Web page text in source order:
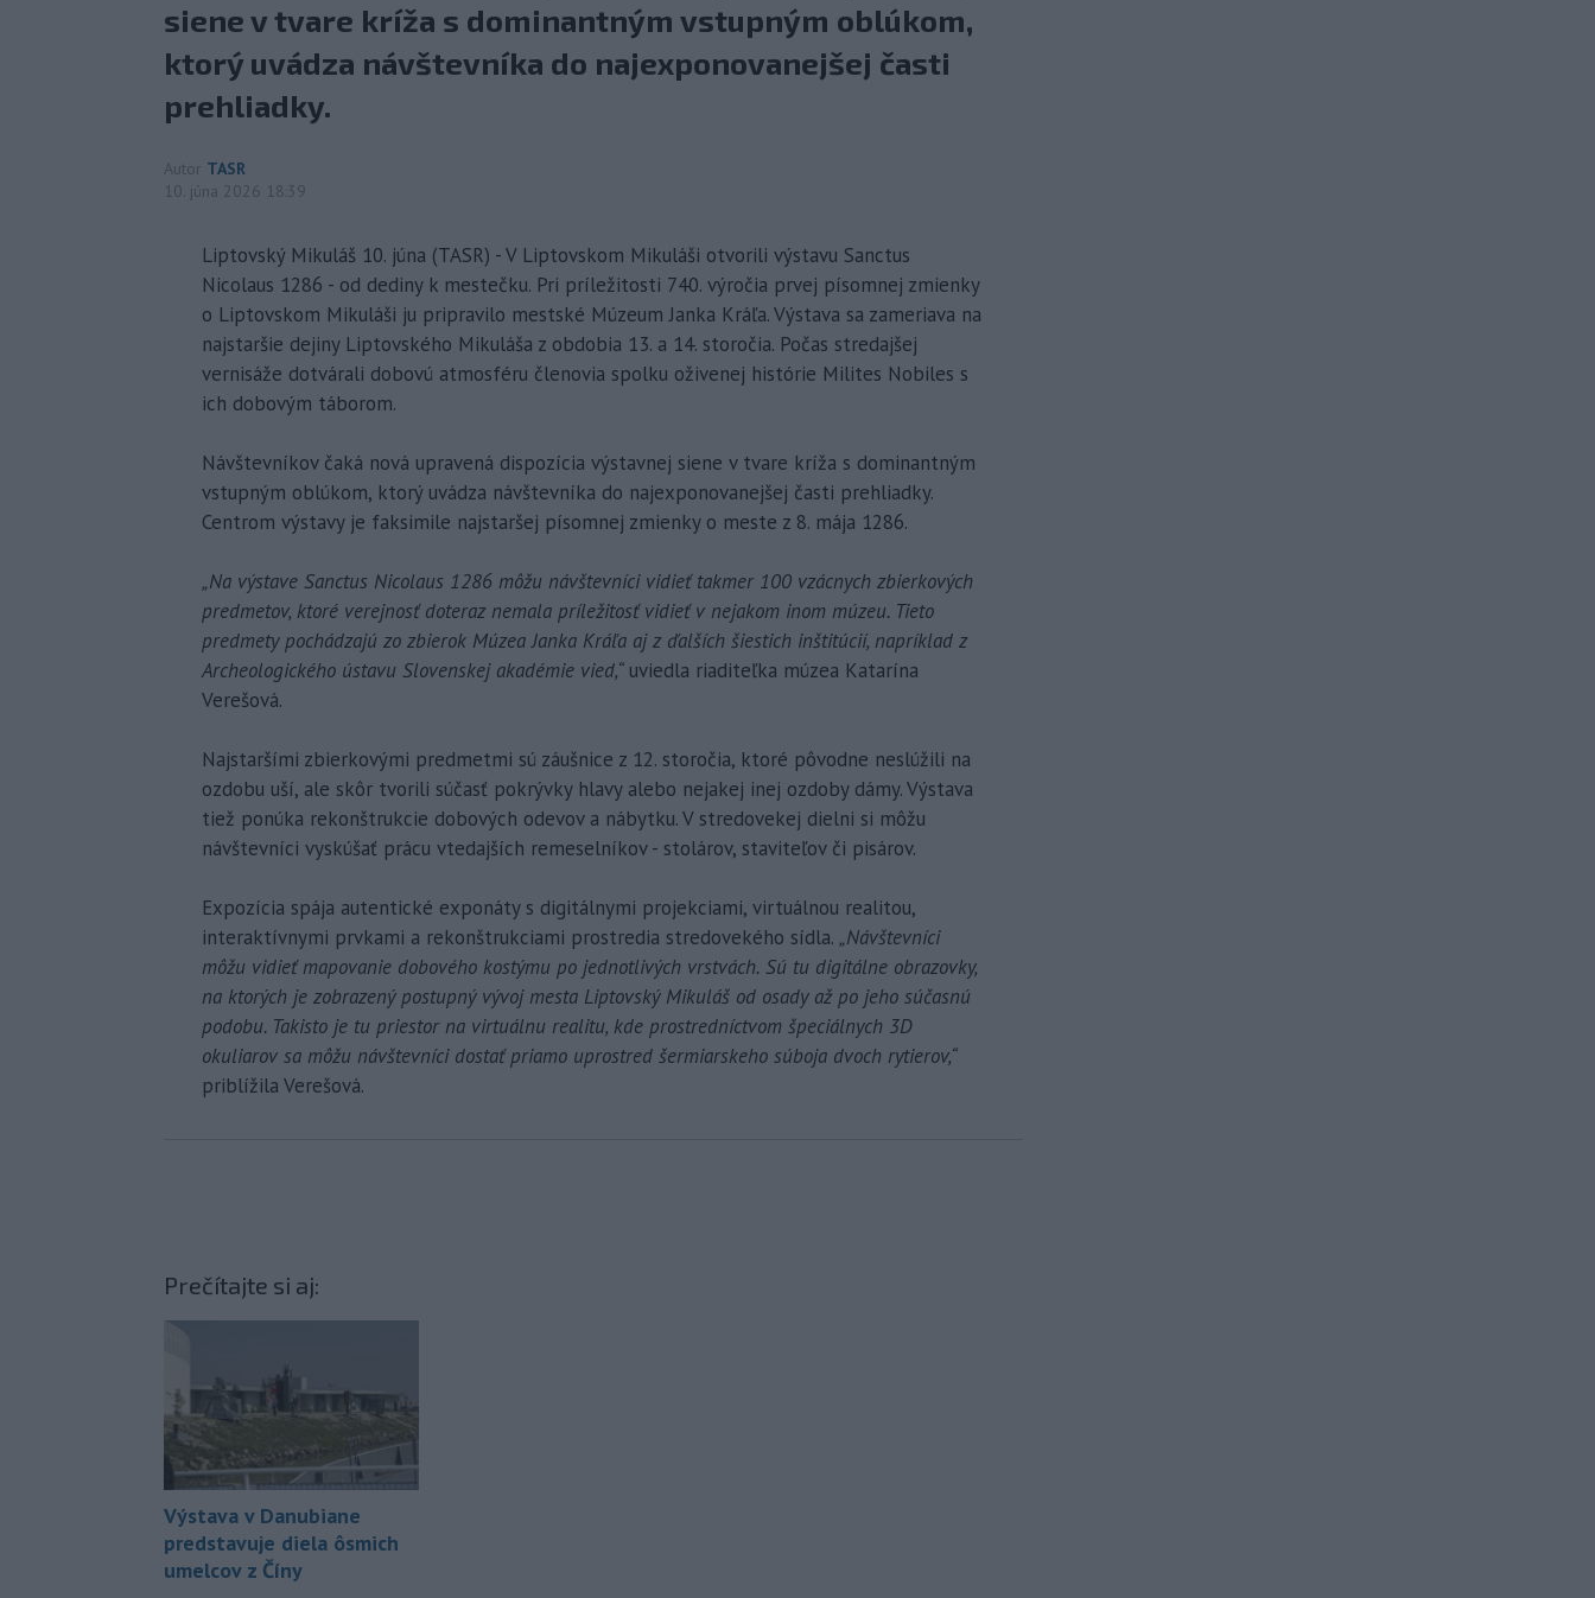
siene v tvare kríža s dominantným vstupným oblúkom,
ktorý uvádza návštevníka do najexponovanejšej časti
prehliadky.
Autor TASR
10. júna 2026 18:39
Liptovský Mikuláš 10. júna (TASR) - V Liptovskom Mikuláši otvorili výstavu Sanctus
Nicolaus 1286 - od dediny k mestečku. Pri príležitosti 740. výročia prvej písomnej zmienky
o Liptovskom Mikuláši ju pripravilo mestské Múzeum Janka Kráľa. Výstava sa zameriava na
najstaršie dejiny Liptovského Mikuláša z obdobia 13. a 14. storočia. Počas stredajšej
vernisáže dotvárali dobovú atmosféru členovia spolku oživenej histórie Milites Nobiles s
ich dobovým táborom.
Návštevníkov čaká nová upravená dispozícia výstavnej siene v tvare kríža s dominantným
vstupným oblúkom, ktorý uvádza návštevníka do najexponovanejšej časti prehliadky.
Centrom výstavy je faksimile najstaršej písomnej zmienky o meste z 8. mája 1286.
„Na výstave Sanctus Nicolaus 1286 môžu návštevníci vidieť takmer 100 vzácnych zbierkových
predmetov, ktoré verejnosť doteraz nemala príležitosť vidieť v nejakom inom múzeu. Tieto
predmety pochádzajú zo zbierok Múzea Janka Kráľa aj z ďalších šiestich inštitúcií, napríklad z
Archeologického ústavu Slovenskej akadémie vied,“ uviedla riaditeľka múzea Katarína
Verešová.
Najstaršími zbierkovými predmetmi sú záušnice z 12. storočia, ktoré pôvodne neslúžili na
ozdobu uší, ale skôr tvorili súčasť pokrývky hlavy alebo nejakej inej ozdoby dámy. Výstava
tiež ponúka rekonštrukcie dobových odevov a nábytku. V stredovekej dielni si môžu
návštevníci vyskúšať prácu vtedajších remeselníkov - stolárov, staviteľov či pisárov.
Expozícia spája autentické exponáty s digitálnymi projekciami, virtuálnou realitou,
interaktívnymi prvkami a rekonštrukciami prostredia stredovekého sídla. „Návštevníci
môžu vidieť mapovanie dobového kostýmu po jednotlivých vrstvách. Sú tu digitálne obrazovky,
na ktorých je zobrazený postupný vývoj mesta Liptovský Mikuláš od osady až po jeho súčasnú
podobu. Takisto je tu priestor na virtuálnu realitu, kde prostredníctvom špeciálnych 3D
okuliarov sa môžu návštevníci dostať priamo uprostred šermiarskeho súboja dvoch rytierov,“
priblížila Verešová.
Prečítajte si aj:
Výstava v Danubiane
predstavuje diela ôsmich
umelcov z Číny